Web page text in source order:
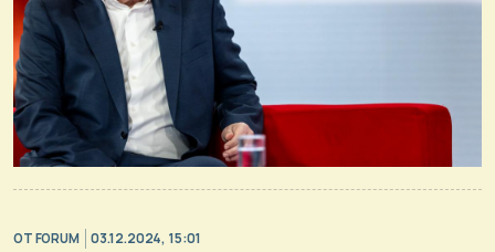
OT FORUM 03.12.2024, 15:01